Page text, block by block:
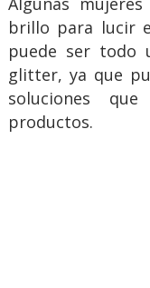
brillo para lucir
puede ser todo
glitter, ya que
soluciones
productos.